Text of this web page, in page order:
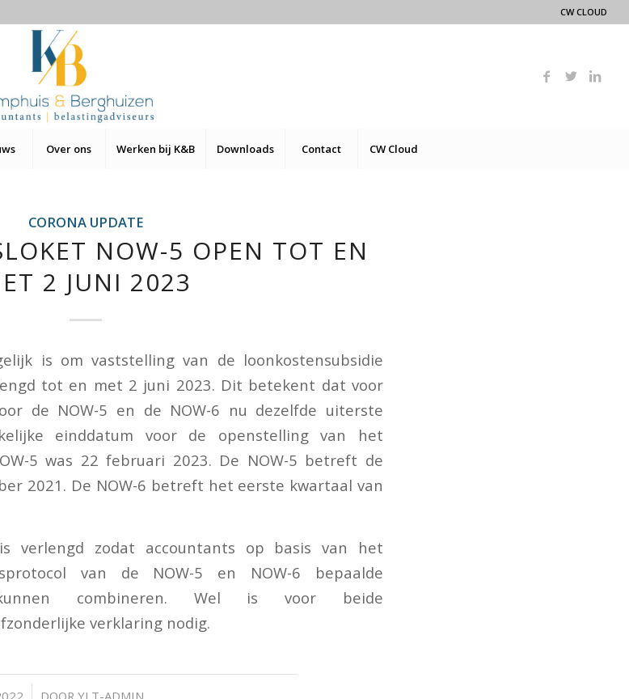
CW CLOUD
Over ons Werken bij K&B Downloads Contact CW Cloud
CORONA UPDATE
NOW-5 OPEN TOT EN
2 JUNI 2023
is om vaststelling van de loonkostensubsidie
tot en met 2 juni 2023. Dit betekent dat voor
de NOW-5 en de NOW-6 nu dezelfde uiterste
einddatum voor de openstelling van het
5 was 22 februari 2023. De NOW-5 betreft de
2021. De NOW-6 betreft het eerste kwartaal van
verlengd zodat accountants op basis van het
van de NOW-5 en NOW-6 bepaalde
kunnen combineren. Wel is voor beide
verklaring nodig.
DOOR YLT-ADMIN